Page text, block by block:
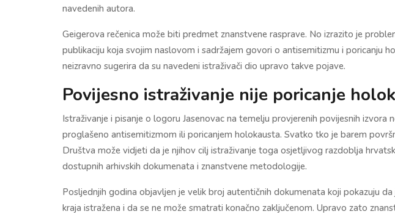
navedenih autora.
Geigerova rečenica može biti predmet znanstvene rasprave. No izrazito je
publikaciju koja svojim naslovom i sadržajem govori o antisemitizmu i poricanju
neizravno sugerira da su navedeni istraživači dio upravo takve pojave.
Povijesno istraživanje nije poricanje
Istraživanje i pisanje o logoru Jasenovac na temelju provjerenih povijesnih izvora
proglašeno antisemitizmom ili poricanjem holokausta. Svatko tko je barem
Društva može vidjeti da je njihov cilj istraživanje toga osjetljivog razdoblja
dostupnih arhivskih dokumenata i znanstvene metodologije.
Posljednjih godina objavljen je velik broj autentičnih dokumenata koji pokazuju
kraja istražena i da se ne može smatrati konačno zaključenom. Upravo zato